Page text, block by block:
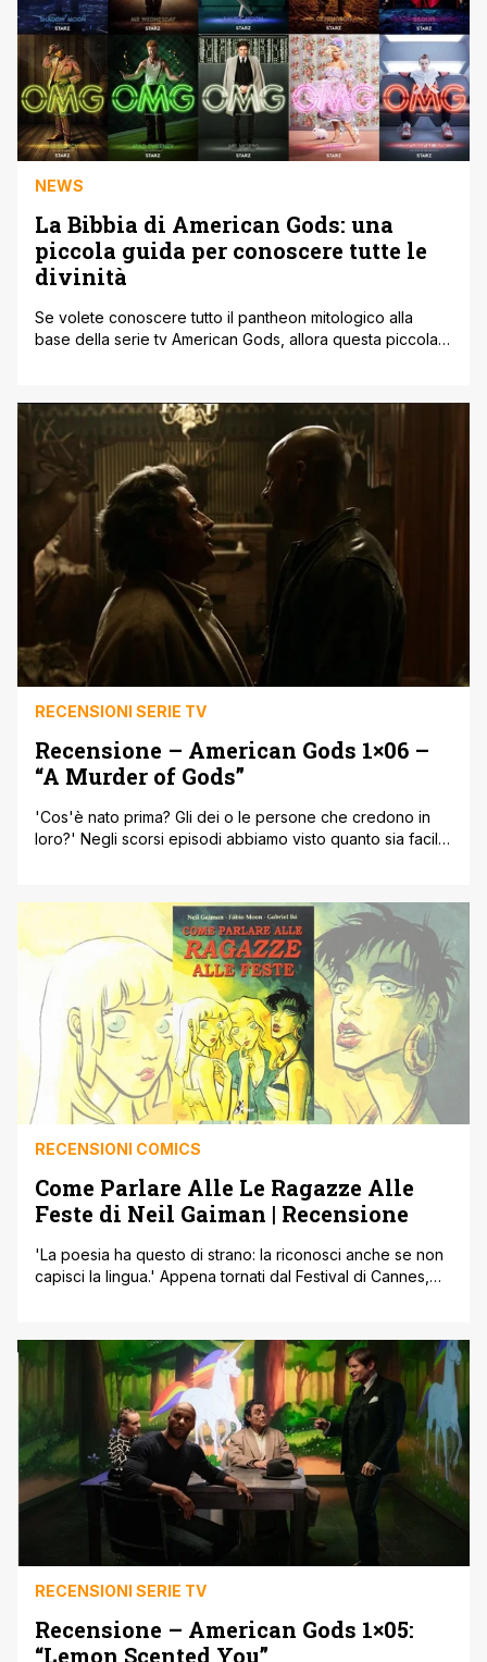
NEWS
La Bibbia di American Gods: una
piccola guida per conoscere tutte le
divinità
Se volete conoscere tutto il pantheon mitologico alla
base della serie tv American Gods, allora questa piccola
Gaiman sta per raggiungere la conclusione della prima
stagione. Noi di MangaForever abbiamo pensato che
potesse farvi comodo un breve [']
RECENSIONI SERIE TV
Recensione – American Gods 1×06 –
“A Murder of Gods”
'Cos'è nato prima? Gli dei o le persone che credono in
loro?' Negli scorsi episodi abbiamo visto quanto sia facile
dal romanzo fantasy di Neil Gaiman ci fa capire che,
forse, c'è un modo [']
RECENSIONI COMICS
Come Parlare Alle Le Ragazze Alle
Feste di Neil Gaiman | Recensione
'La poesia ha questo di strano: la riconosci anche se non
capisci la lingua.' Appena tornati dal Festival di Cannes,
protagonista Elle Fanning (se siete curiosi, qui trovate la
recensione), arriva grazie ai tipi di Bao Publishing il [']
RECENSIONI SERIE TV
Recensione – American Gods 1×05:
“Lemon Scented You”